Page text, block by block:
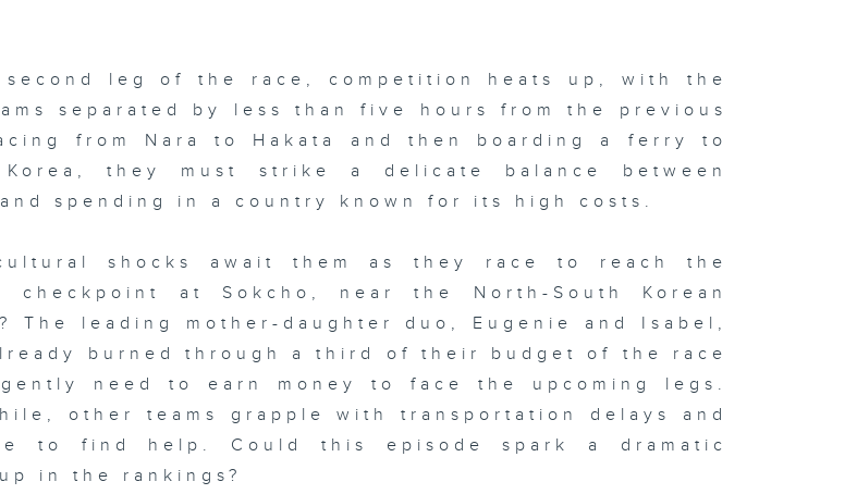
leg of the race, competition heats up, with the
separated by less than five hours from the previous
from Nara to Hakata and then boarding a ferry to
Korea, they must strike a delicate balance between
spending in a country known for its high costs.
shocks await them as they race to reach the
checkpoint at Sokcho, near the North-South Korean
The leading mother-daughter duo, Eugenie and Isabel,
burned through a third of their budget of the race
need to earn money to face the upcoming legs.
other teams grapple with transportation delays and
to find help. Could this episode spark a dramatic
in the rankings?